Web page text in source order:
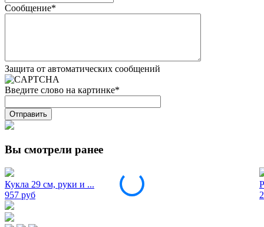
Сообщение*
Защита от автоматических сообщений
Введите слово на картинке*
Вы смотрели ранее
Кукла 29 см, руки и ...
957 руб